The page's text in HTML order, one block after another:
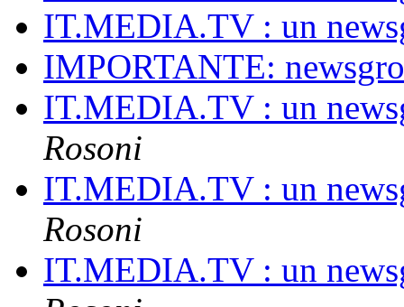
IT.MEDIA.TV : un
IMPORTANTE:
IT.MEDIA.TV : un
Rosoni
IT.MEDIA.TV : un
Rosoni
IT.MEDIA.TV : un